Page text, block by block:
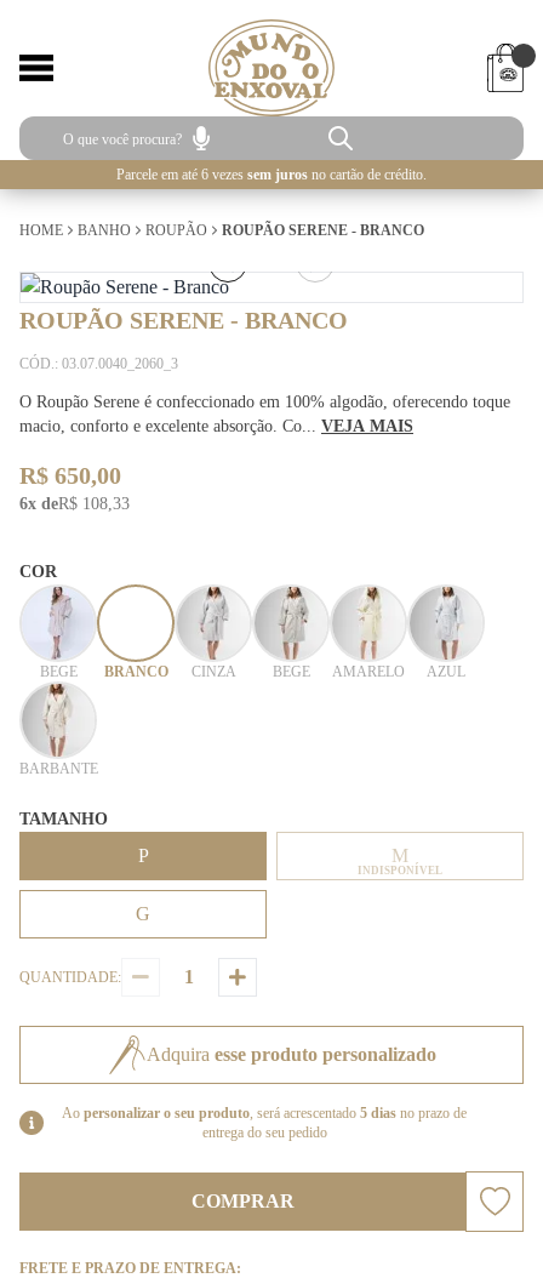
Parcele em até 6 vezes sem juros no cartão de crédito.
HOME BANHO ROUPÃO ROUPÃO SERENE - BRANCO
ROUPÃO SERENE - BRANCO
CÓD.: 03.07.0040_2060_3
O Roupão Serene é confeccionado em 100% algodão, oferecendo toque
macio, conforto e excelente absorção. Co... VEJA MAIS
R$ 650,00
6x deR$ 108,33
COR
BEGE BRANCO CINZA BEGE AMARELO AZUL
BARBANTE
TAMANHO
P M
INDISPONÍVEL
G
QUANTIDADE:
Adquira esse produto personalizado
Ao personalizar o seu produto, será acrescentado 5 dias no prazo de
entrega do seu pedido
COMPRAR
FRETE E PRAZO DE ENTREGA: